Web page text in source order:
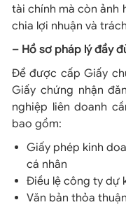
tài chính mà còn ảnh
chia lợi nhuận và
– Hồ sơ pháp lý đầy
Để được cấp Giấy
Giấy chứng nhận
nghiệp liên doanh
bao gồm:
Giấy phép kinh
cá nhân
Điều lệ công ty dự
Văn bản thỏa